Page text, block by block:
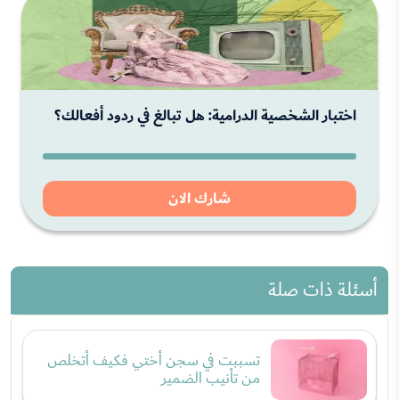
اختبار الشخصية الدرامية: هل تبالغ في ردود أفعالك؟
شارك الان
أسئلة ذات صلة
تسببت في سجن أختي فكيف أتخلص
من تأنيب الضمير